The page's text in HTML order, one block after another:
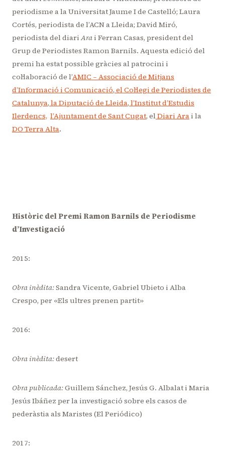
periodisme a la Universitat Jaume I de Castelló; Laura
Cortés, periodista de l’ACN a Lleida; David Miró,
periodista del diariAra i Ferran Casas, president del
Grup de Periodistes Ramon Barnils. Aquesta edició del
premi ha estat possible gràcies al patrocini i
col·laboració de l’AMIC – Associació de Mitjans
d’Informació i Comunicació, el Col·legi de Periodistes de
Catalunya, laDiputació de Lleida, l’Institut d’Estudis
Ilerdencs, l’Ajuntament de Sant Cugat, elDiari Ara i la
DO Terra Alta.
Històric del Premi Ramon Barnils de Periodisme
d’Investigació
2015:
Obra inèdita:Sandra Vicente, Gabriel Ubieto i Alba
Crespo, per «Els ultres prenen partit»
2016:
Obra inèdita:desert
Obra publicada:Guillem Sánchez, Jesús G. Albalat i Maria
Jesús Ibáñez per la investigació sobre els casos de
pederàstia als Maristes (El Periódico)
2017: